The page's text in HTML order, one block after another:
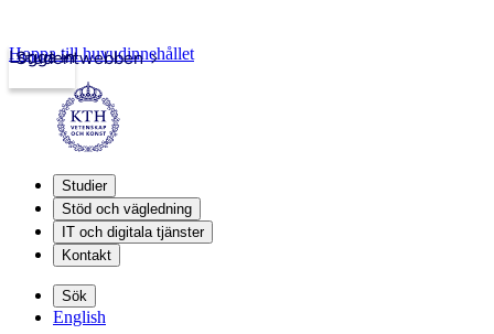
Studentwebben
Logga in
Hoppa till huvudinnehållet
Studier
Stöd och vägledning
IT och digitala tjänster
Kontakt
Sök
English